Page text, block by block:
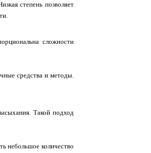
степень позволяет
сложности
средства и методы.
Такой подход
небольшое количество